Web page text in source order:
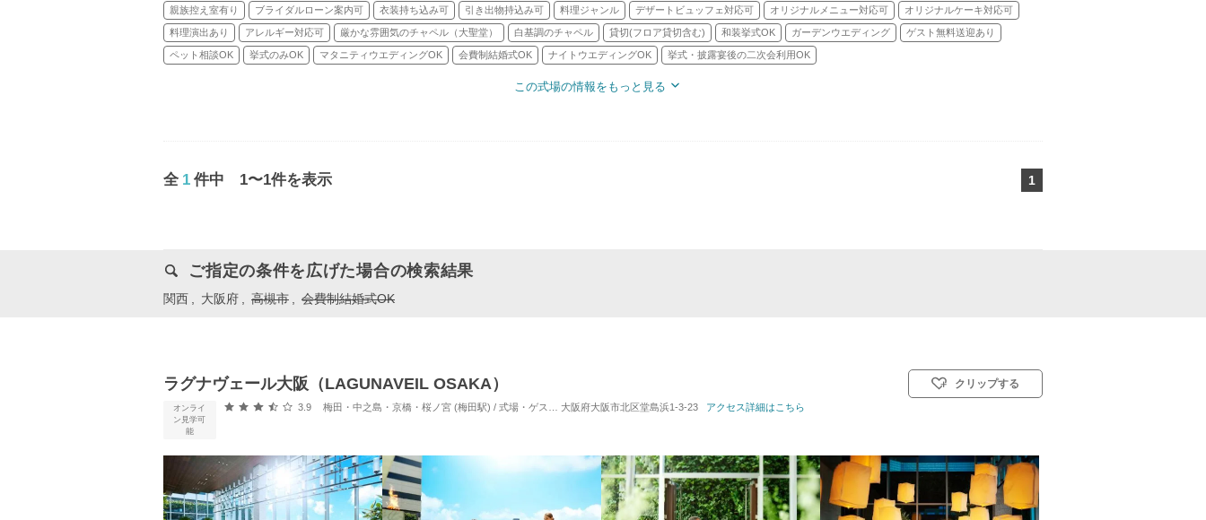
親族控え室有り ブライダルローン案内可 衣装持ち込み可 引き出物持込み可 料理ジャンル デザートビュッフェ対応可 オリジナルメニュー対応可 オリジナルケーキ対応可
料理演出あり アレルギー対応可 厳かな雰囲気のチャペル（大聖堂） 白基調のチャペル 貸切(フロア貸切含む) 和装挙式OK ガーデンウエディング ゲスト無料送迎あり
ペット相談OK 挙式のみOK マタニティウエディングOK 会費制結婚式OK ナイトウエディングOK 挙式・披露宴後の二次会利用OK
この式場の情報をもっと見る
全 1 件中 1〜1件を表示
1
ご指定の条件を広げた場合の検索結果
関西 大阪府 高槻市 会費制結婚式OK
ラグナヴェール大阪（LAGUNAVEIL OSAKA）
オンライ
ン見学可
能
口コミ評価
3.9 梅田・中之島・京橋・桜ノ宮 (梅田駅) / 式場・ゲストハウス 対応人数: 着席：2名 ～ 114名 挙式スタイル: 教会式(キリスト教式)／人前式／仏前式
大阪府大阪市北区堂島浜1-3-23 アクセス詳細はこちら
クリップする